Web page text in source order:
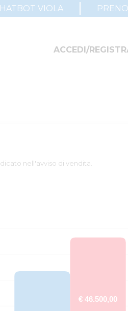
VIOLA
ACCEDI/
nell'avviso di vendita.
€ 46.500,00